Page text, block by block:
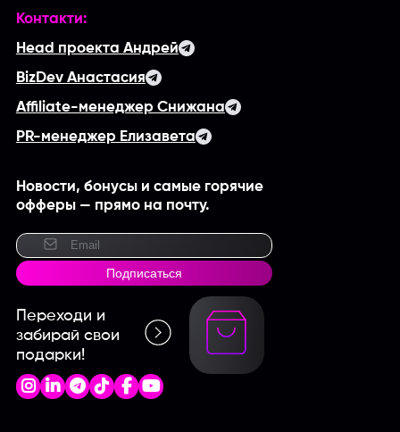
Контакти:
Head проекта Андрей
BizDev Анастасия
Affiliate-менеджер Снижана
PR-менеджер Елизавета
Новости, бонусы и самые горячие
офферы — прямо на почту.
Подписаться
Переходи и
забирай свои
подарки!